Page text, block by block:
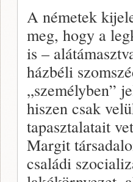
A németek
meg, hogy a
is –
házbéli
„személyben”
hiszen csak
tapasztalatait
Margit
családi